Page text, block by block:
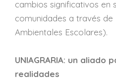
cambios significativos en
comunidades a través
Ambientales Escolares).
UNIAGRARIA: un
realidades